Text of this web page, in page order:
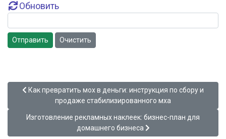
Обновить
Отправить Очистить
Предыдущий: Как превратить мох в деньги: инструкция по
Как превратить мох в деньги: инструкция по сбору и
продаже стабилизированного мха
Следующий: Изготовление рекламных наклеек: бизнес-
Изготовление рекламных наклеек: бизнес-план для
домашнего бизнеса